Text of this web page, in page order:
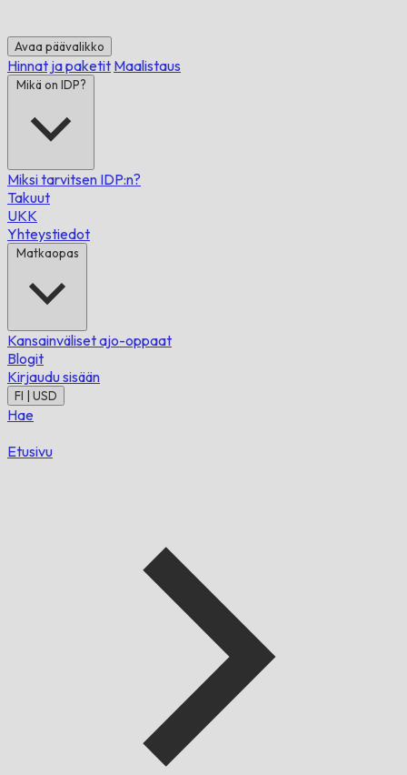
Avaa päävalikko
Hinnat ja paketit Maalistaus
Mikä on IDP?
Miksi tarvitsen IDP:n?
Takuut
UKK
Yhteystiedot
Matkaopas
Kansainväliset ajo-oppaat
Blogit
Kirjaudu sisään
FI | USD
Hae
Etusivu